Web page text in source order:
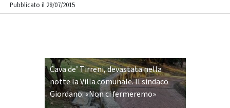
Pubblicato il 28/07/2015
Cava de’ Tirreni, devastata nella
notte la Villa comunale. Il sindaco
Giordano: «Non ci fermeremo»